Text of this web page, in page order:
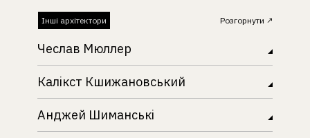
Розгорнути
Інші архітектори
Чеслав Мюллер
Калікст Кшижановський
Анджей Шиманські